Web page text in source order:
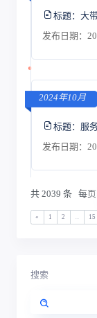
标题： 大
发布日期：
2024年10月
标题： 服
发布日期：
共 2039 条 每页
« 1 2 15
搜索